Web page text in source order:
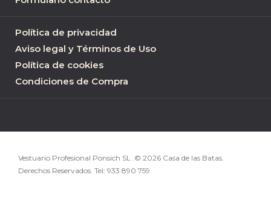
Política de privacidad
Aviso legal y Términos de Uso
Política de cookies
Condiciones de Compra
Vestuario Profesional Ponsich SL .© 2026 Casa de las Batas.
Derechos Reservados. Tel: 933 890 759